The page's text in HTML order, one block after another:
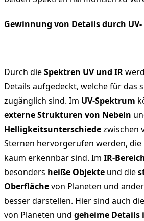
Gewinnung von Details durch
Durch dieSpektren UV und IR
Details aufgedeckt, welche für das
zugänglich sind. Im UV-Spektrum
externe Strukturen von Nebeln
Helligkeitsunterschiedezwischen
Sternen hervorgerufen werden,
kaum erkennbar sind. Im IR-
besonders heiße Objekte und die
Oberflächevon Planeten und
besser darstellen. Hier sind auch die
von Planeten und geheime Details